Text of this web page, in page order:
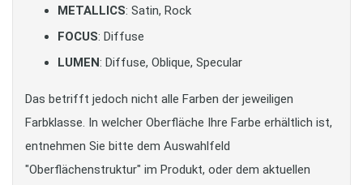
METALLICS: Satin, Rock
FOCUS: Diffuse
LUMEN: Diffuse, Oblique, Specular
Das betrifft jedoch nicht alle Farben der jeweiligen
Farbklasse. In welcher Oberfläche Ihre Farbe erhältlich ist,
entnehmen Sie bitte dem Auswahlfeld
"Oberflächenstruktur" im Produkt, oder dem aktuellen